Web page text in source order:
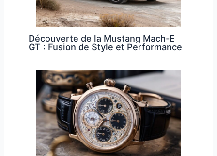
Découverte de la Mustang Mach-E
GT : Fusion de Style et Performance